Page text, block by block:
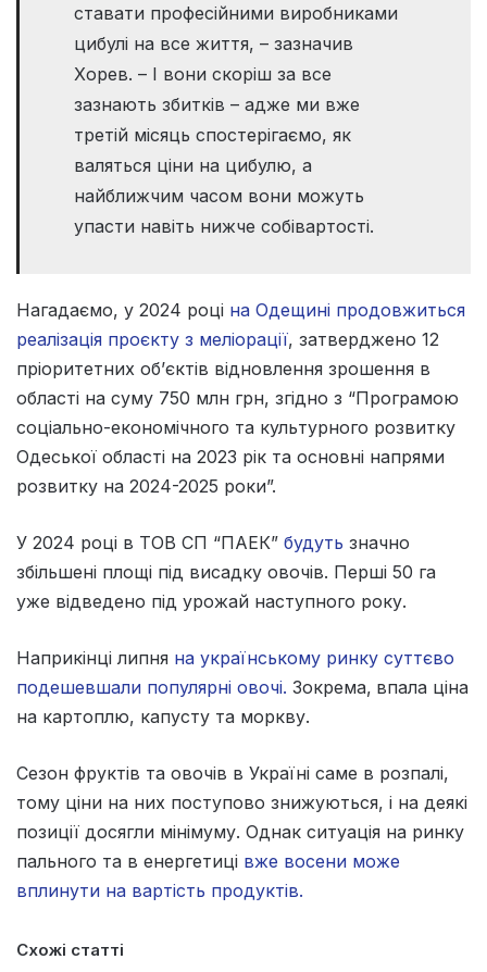
ставати професійними виробниками
цибулі на все життя, – зазначив
Хорев. – І вони скоріш за все
зазнають збитків – адже ми вже
третій місяць спостерігаємо, як
валяться ціни на цибулю, а
найближчим часом вони можуть
упасти навіть нижче собівартості.
Нагадаємо, у 2024 році на Одещині продовжиться
реалізація проєкту з меліорації, затверджено 12
пріоритетних об’єктів відновлення зрошення в
області на суму 750 млн грн, згідно з “Програмою
соціально-економічного та культурного розвитку
Одеської області на 2023 рік та основні напрями
розвитку на 2024-2025 роки”.
У 2024 році в ТОВ СП “ПАЕК” будуть значно
збільшені площі під висадку овочів. Перші 50 га
уже відведено під урожай наступного року.
Наприкінці липня на українському ринку суттєво
подешевшали популярні овочі. Зокрема, впала ціна
на картоплю, капусту та моркву.
Сезон фруктів та овочів в Україні саме в розпалі,
тому ціни на них поступово знижуються, і на деякі
позиції досягли мінімуму. Однак ситуація на ринку
пального та в енергетиці вже восени може
вплинути на вартість продуктів.
Схожі статті